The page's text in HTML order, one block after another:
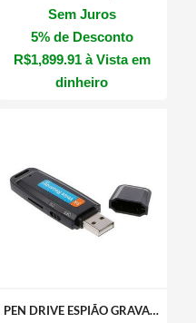
Sem Juros
5% de Desconto
R$1,899.91 à Vista em
dinheiro
PEN DRIVE ESPIÃO GRAVADOR DE VOZ 8GB